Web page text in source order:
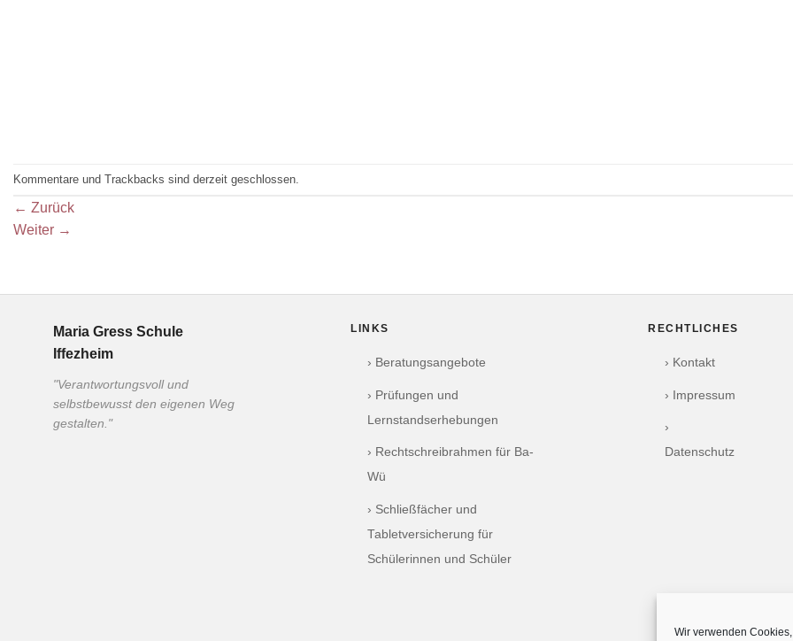
Wir verwenden
Kommentare und Trackbacks sind derzeit geschlossen.
← Zurück
Weiter →
Maria Gress Schule
Iffezheim
"Verantwortungsvoll und
selbstbewusst den eigenen Weg
gestalten."
LINKS
› Beratungsangebote
› Prüfungen und
Lernstandserhebungen
› Rechtschreibrahmen für Ba-
Wü
› Schließfächer und
Tabletversicherung für
Schülerinnen und Schüler
RECHTLICHES
› Kontakt
› Impressum
›
Datenschutz